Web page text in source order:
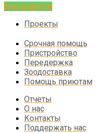
Все новости
Проекты
Срочная помощь
Пристройство
Передержка
Зоодоставка
Помощь приютам
Отчеты
О нас
Контакты
Поддержать нас